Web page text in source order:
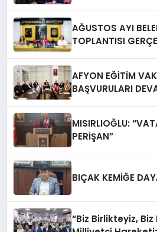
AĞUSTOS AYI
TOPLANTISI
AFYON EĞİTİM
BAŞVURULARI
MISIRLIOĞLU:
PERİŞAN”
BIÇAK KEMİĞE
“Biz Birlikteyiz,